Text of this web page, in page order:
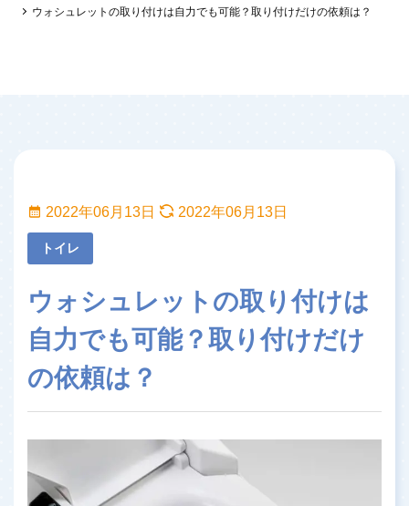
ウォシュレットの取り付けは自力でも可能？取り付けだけの依頼は？
2022年06月13日 2022年06月13日
トイレ
ウォシュレットの取り付けは
自力でも可能？取り付けだけ
の依頼は？